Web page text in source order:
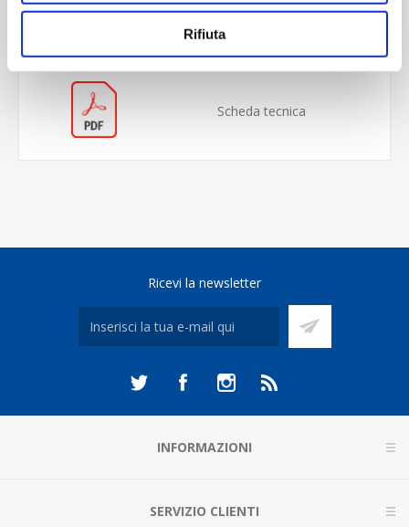
Rifiuta
CONTACT US
Scheda tecnica
Ricevi la newsletter
INFORMAZIONI
SERVIZIO CLIENTI